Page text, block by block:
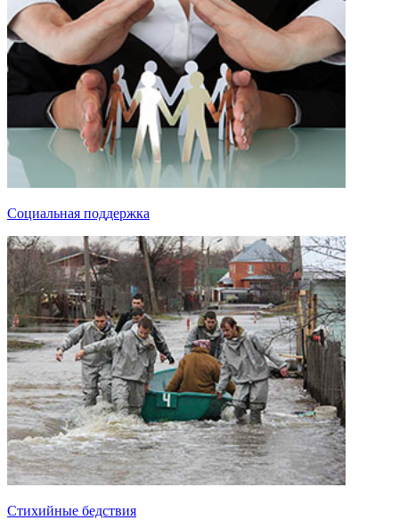
Социальная поддержка
Стихийные бедствия